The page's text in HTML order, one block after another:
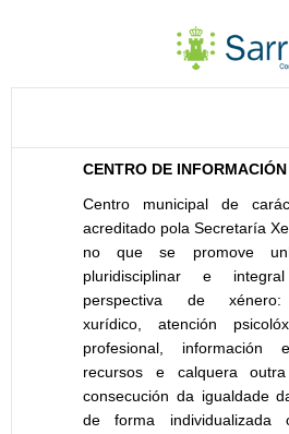
CENTRO DE
Centro municipal de
acreditado pola Secretaría
no que se promove
pluridisciplinar e
perspectiva de xénero:
xurídico, atención
profesional,
recursos e calquera
consecución da igualdade
de forma individualizada